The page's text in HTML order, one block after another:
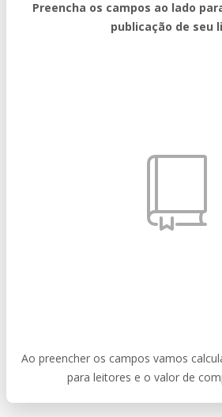
Preencha os campos ao lado
publicação de seu
Ao preencher os campos vamos
para leitores e o valor de